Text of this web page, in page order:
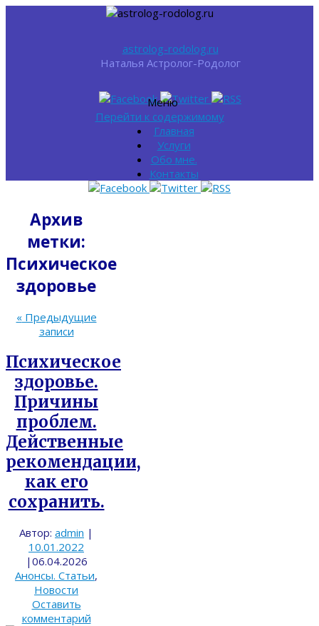
astrolog-rodolog.ru
Наталья Астролог-Родолог
Меню
Перейти к содержимому
Главная
Услуги
Обо мне.
Контакты
Архив
метки:
Психическое
здоровье
«Предыдущие
записи
Психическое
здоровье.
Причины
проблем.
Действенные
рекомендации,
как его
сохранить.
Автор: admin |
10.01.2022
| 06.04.2026
Анонсы. Статьи,
Новости
Оставить
комментарий